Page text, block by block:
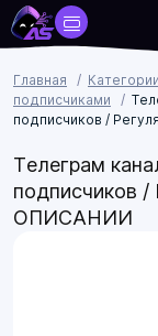
Главная Категории
подписчиками
подписчиков /
Телеграм
подписчиков
ОПИСАНИИ